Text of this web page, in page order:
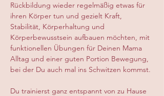
Rückbildung wieder regelmäßig etwas für
ihren Körper tun und gezielt Kraft,
Stabilität, Körperhaltung und
Körperbewusstsein aufbauen möchten, mit
funktionellen Übungen für Deinen Mama
Alltag und einer guten Portion Bewegung,
bei der Du auch mal ins Schwitzen kommst.
Du trainierst ganz entspannt von zu Hause